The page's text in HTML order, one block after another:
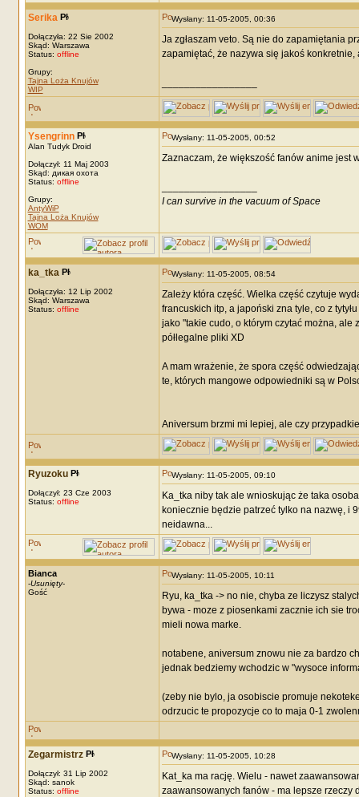
Serika
Dołączyła: 22 Sie 2002
Skąd: Warszawa
Status: offline
Grupy:
Tajna Loża Knujów
WIP
Wysłany: 11-05-2005, 00:36
Ja zgłaszam veto. Są nie do zapamiętania
zapamiętać, że nazywa się jakoś konkretnie,
Ysengrinn
Alan Tudyk Droid
Dołączył: 11 Maj 2003
Skąd: дикая охота
Status: offline
Grupy:
AntyWiP
Tajna Loża Knujów
WOM
Wysłany: 11-05-2005, 00:52
Zaznaczam, że większość fanów anime jest
I can survive in the vacuum of Space
ka_tka
Dołączyła: 12 Lip 2002
Skąd: Warszawa
Status: offline
Wysłany: 11-05-2005, 08:54
Zależy która część. Wielka część czytuje
francuskich itp, a japoński zna tyle, co z
jako "takie cudo, o którym czytać można,
półlegalne pliki XD
A mam wrażenie, że spora część
te, których mangowe odpowiedniki są w
Aniversum brzmi mi lepiej, ale czy
Ryuzoku
Dołączył: 23 Cze 2003
Status: offline
Wysłany: 11-05-2005, 09:10
Ka_tka niby tak ale wnioskując że taka
koniecznie będzie patrzeć tylko na nazwę, i
neidawna...
Bianca
-Usunięty-
Gość
Wysłany: 11-05-2005, 10:11
Ryu, ka_tka -> no nie, chyba ze liczysz
bywa - moze z piosenkami zacznie ich sie
mieli nowa marke.
notabene, aniversum znowu nie za bardzo
jednak bedziemy wchodzic w "wysoce
(zeby nie bylo, ja osobiscie promuje
odrzucic te propozycje co to maja 0-1
Zegarmistrz
Dołączył: 31 Lip 2002
Skąd: sanok
Status: offline
Wysłany: 11-05-2005, 10:28
Kat_ka ma rację. Wielu - nawet
zaawansowanych fanów - ma lepsze rzeczy